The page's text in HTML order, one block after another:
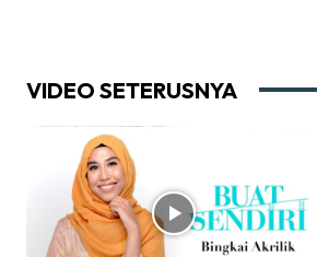
VIDEO SETERUSNYA